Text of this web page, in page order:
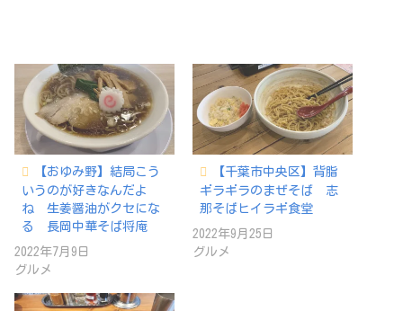
み
中…
【おゆみ野】結局こう
いうのが好きなんだよ
ね 生姜醤油がクセにな
る 長岡中華そば将庵
2022年7月9日
グルメ
【千葉市中央区】背脂
ギラギラのまぜそば 志
那そばヒイラギ食堂
2022年9月25日
グルメ